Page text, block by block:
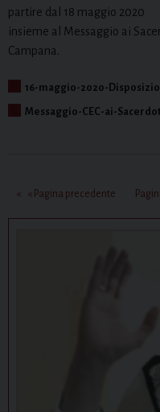
partire dal 18 maggio 2020
insieme al Messaggio ai
Campana.
16-maggio-2020-
Messaggio-CEC-ai-
« Pagina precedente